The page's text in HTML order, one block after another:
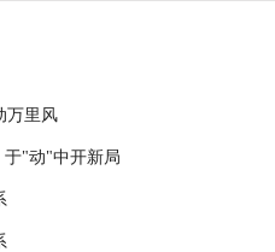
万里风
于"动"中开新局